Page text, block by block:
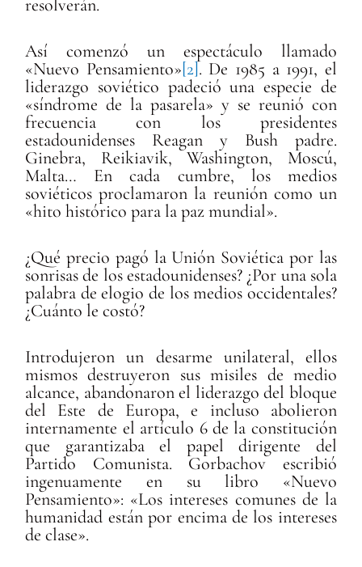
resolverán.
Así comenzó un espectáculo llamado
«Nuevo Pensamiento»[2]. De 1985 a 1991, el
liderazgo soviético padeció una especie de
«síndrome de la pasarela» y se reunió con
frecuencia con los presidentes
estadounidenses Reagan y Bush padre.
Ginebra, Reikiavik, Washington, Moscú,
Malta… En cada cumbre, los medios
soviéticos proclamaron la reunión como un
«hito histórico para la paz mundial».
¿Qué precio pagó la Unión Soviética por las
sonrisas de los estadounidenses? ¿Por una sola
palabra de elogio de los medios occidentales?
¿Cuánto le costó?
Introdujeron un desarme unilateral, ellos
mismos destruyeron sus misiles de medio
alcance, abandonaron el liderazgo del bloque
del Este de Europa, e incluso abolieron
internamente el artículo 6 de la constitución
que garantizaba el papel dirigente del
Partido Comunista. Gorbachov escribió
ingenuamente en su libro «Nuevo
Pensamiento»: «Los intereses comunes de la
humanidad están por encima de los intereses
de clase».